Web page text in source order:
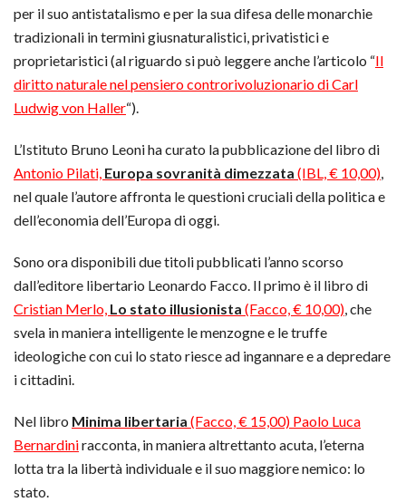
per il suo antistatalismo e per la sua difesa delle monarchie
tradizionali in termini giusnaturalistici, privatistici e
proprietaristici (al riguardo si può leggere anche l’articolo “Il
diritto naturale nel pensiero controrivoluzionario di Carl
Ludwig von Haller“).
L’Istituto Bruno Leoni ha curato la pubblicazione del libro di
Antonio Pilati, Europa sovranità dimezzata (IBL, € 10,00),
nel quale l’autore affronta le questioni cruciali della politica e
dell’economia dell’Europa di oggi.
Sono ora disponibili due titoli pubblicati l’anno scorso
dall’editore libertario Leonardo Facco. Il primo è il libro di
Cristian Merlo, Lo stato illusionista (Facco, € 10,00), che
svela in maniera intelligente le menzogne e le truffe
ideologiche con cui lo stato riesce ad ingannare e a depredare
i cittadini.
Nel libro Minima libertaria (Facco, € 15,00) Paolo Luca
Bernardiniracconta, in maniera altrettanto acuta, l’eterna
lotta tra la libertà individuale e il suo maggiore nemico: lo
stato.